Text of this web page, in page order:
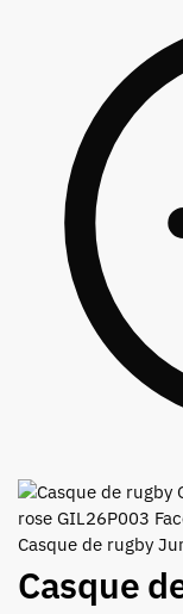
Casque de rugby
Casque